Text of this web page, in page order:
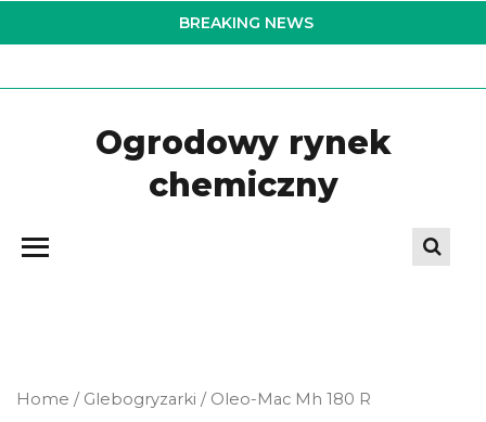
to
BREAKING NEWS
Ogrodowy rynek
chemiczny
Home / Glebogryzarki / Oleo-Mac Mh 180 R